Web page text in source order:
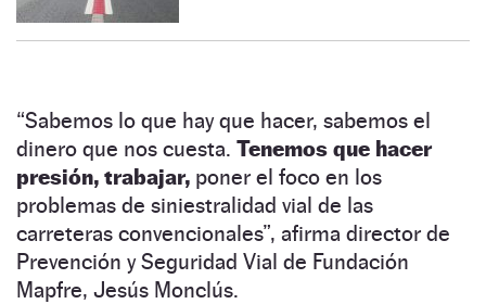
“Sabemos lo que hay que hacer, sabemos el
dinero que nos cuesta. Tenemos que hacer
presión, trabajar, poner el foco en los
problemas de siniestralidad vial de las
carreteras convencionales”, afirma director de
Prevención y Seguridad Vial de Fundación
Mapfre, Jesús Monclús.